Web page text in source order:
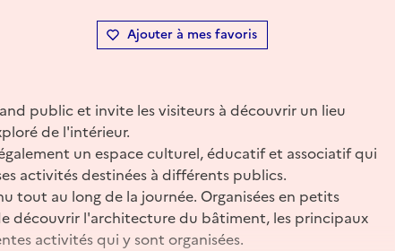
Ajouter à mes favoris
public et invite les visiteurs à découvrir un lieu
de l'intérieur.
un espace culturel, éducatif et associatif qui
activités destinées à différents publics.
tout au long de la journée. Organisées en petits
découvrir l'architecture du bâtiment, les principaux
activités qui y sont organisées.